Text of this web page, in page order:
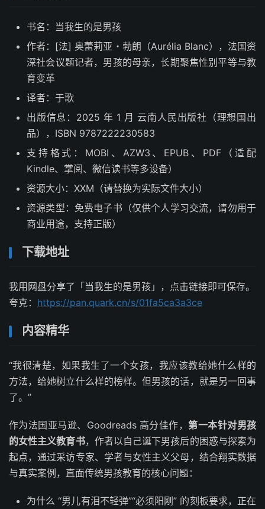
书名：当我生的是男孩
作者：[法] 奥蕾莉亚・勃朗（Aurélia Blanc），法国资
深社会议题记者，男孩的母亲，长期聚焦性别平等与教
育变革
译者：于歌
出版信息：2025 年 1 月 云南人民出版社（理想国出
品），ISBN 9787222230583
支持格式：MOBI、AZW3、EPUB、PDF（适配
Kindle、掌阅、微信读书等多设备）
资源大小：XXM（请替换为实际文件大小）
资源类型：免费电子书（仅供个人学习交流，请勿用于
商业用途，支持正版）
下载地址
我用网盘分享了「当我生的是男孩」，点击链接即可保存。
夸克： https://pan.quark.cn/s/01fa5ca3a3ce
内容精华
“我很清楚，如果我生了一个女孩，我应该教给她什么样的
方法，给她树立什么样的榜样。但男孩的话，就是另一回事
了。”
作为法国亚马逊、Goodreads 高分佳作，第一本针对男孩
的女性主义教育书，作者以自己诞下男孩后的困惑与探索为
起点，通过采访专家、学者与女性主义父母，结合翔实数据
与真实案例，直面传统男孩教育的核心问题：
为什么 “男儿有泪不轻弹”“必须阳刚” 的刻板要求，正在